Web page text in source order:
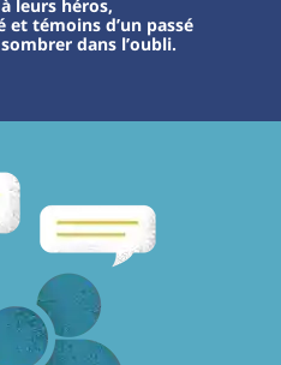
leurs héros,
témoins d’un passé
dans l’oubli.